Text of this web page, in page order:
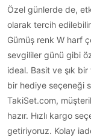
Özel günlerde de,
olarak tercih
Gümüş renk W harf
sevgililer günü gibi
ideal. Basit ve şık
bir hediye seçeneği
TakiSet.com,
hazır. Hızlı kargo
getiriyoruz. Kolay